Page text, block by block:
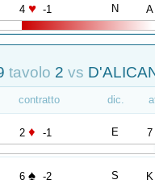
4 ♥ -1 N A
tavolo 2 vs
contratto dic.
2 ♦ -1 E 7
6 ♠ -2 S K